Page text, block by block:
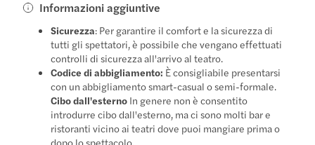
Informazioni aggiuntive
Sicurezza: Per garantire il comfort e la sicurezza di
tutti gli spettatori, è possibile che vengano effettuati
controlli di sicurezza all'arrivo al teatro.
Codice di abbigliamento: È consigliabile presentarsi
con un abbigliamento smart-casual o semi-formale.
Cibo dall'esterno In genere non è consentito
introdurre cibo dall'esterno, ma ci sono molti bar e
ristoranti vicino ai teatri dove puoi mangiare prima o
dopo lo spettacolo.